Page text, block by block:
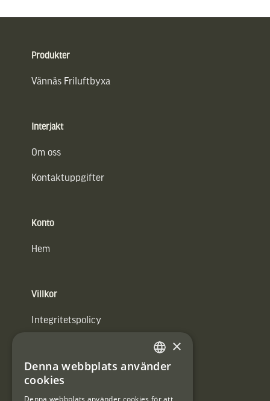
Produkter
Vännäs Friluftbyxa
Interjakt
Om oss
Kontaktuppgifter
Konto
Hem
Villkor
Integritetspolicy
#Interjaktfamily SWEDISH
×
Denna webbplats använder
cookies
Denna webbplats använder cookies för att